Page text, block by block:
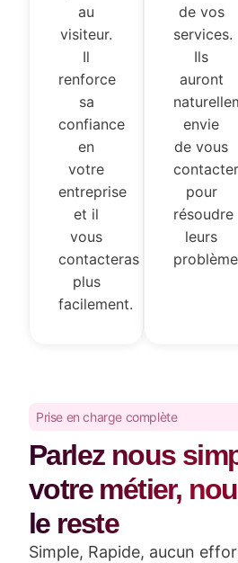
au
visiteur.
Il
renforce
sa
confiance
en
votre
entreprise
et il
vous
contacteras
plus
facilement.
de vos
services.
Ils
auront
envie
de vous
contacter
pour
résoudre
leurs
Prise en charge complète
Parlez nous
votre métier,
le reste
Simple, Rapide, aucun